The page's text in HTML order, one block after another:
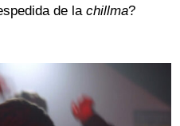
de lachillma?